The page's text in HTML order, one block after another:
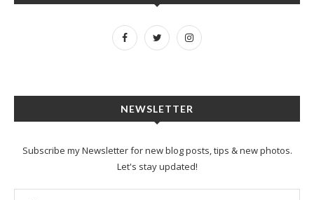
NEWSLETTER
Subscribe my Newsletter for new blog posts, tips & new photos.
Let's stay updated!